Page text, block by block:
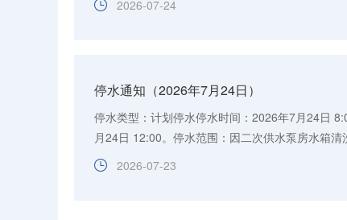
2026-07-24
停水通知（2026年7月24日）
停水类型：计划停水停水时间：2026年7月24日
月24日 12:00。停水范围：因二次供水泵房水箱
二次加压用户进行停水。注意事项：请大家提前做
2026-07-23